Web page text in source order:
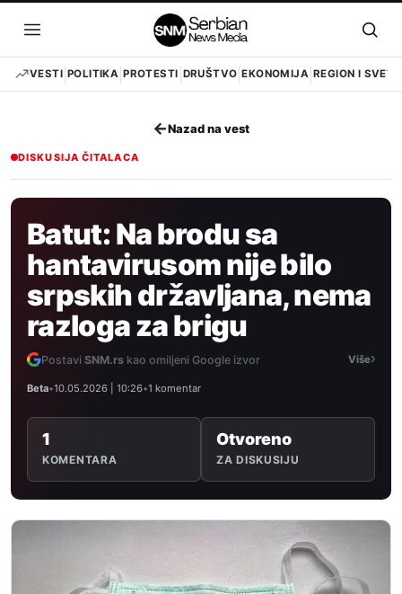
sadržaj
Otvori
meni
VESTI POLITIKA PROTESTI DRUŠTVO EKONOMIJA REGION I SVET
←Nazad na vest
DISKUSIJA ČITALACA
Batut: Na brodu sa
hantavirusom nije bilo
srpskih državljana, nema
razloga za brigu
Postavi SNM.rs kao omiljeni Google izvor Više›
Beta•10.05.2026 | 10:26•1 komentar
1
KOMENTARA
Otvoreno
ZA DISKUSIJU